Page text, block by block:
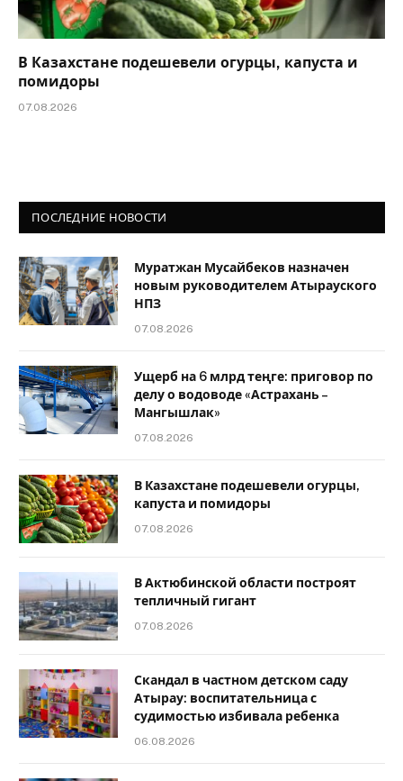
В Казахстане подешевели огурцы, капуста и
помидоры
07.08.2026
ПОСЛЕДНИЕ НОВОСТИ
Муратжан Мусайбеков назначен
новым руководителем Атырауского
НПЗ
07.08.2026
Ущерб на 6 млрд теңге: приговор по
делу о водоводе «Астрахань –
Мангышлак»
07.08.2026
В Казахстане подешевели огурцы,
капуста и помидоры
07.08.2026
В Актюбинской области построят
тепличный гигант
07.08.2026
Скандал в частном детском саду
Атырау: воспитательница с
судимостью избивала ребенка
06.08.2026